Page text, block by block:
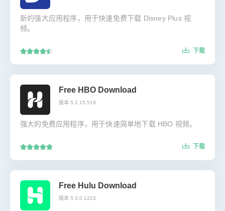
新的强大应用程序，用于快速免费下载 Disney Plus 视
频。
下载
Free HBO Download
版本 5.2.15.519
强大的免费应用程序，用于快速简单地下载 HBO 视频。
下载
Free Hulu Download
版本 5.3.0.1223